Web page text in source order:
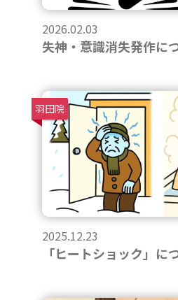
2026.02.03
失神・意識消失発作に
羽田院
2025.12.23
「ヒートショック」に